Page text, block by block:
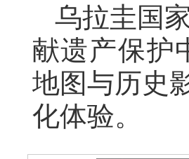
乌拉圭国
献遗产保护
地图与历史
化体验。